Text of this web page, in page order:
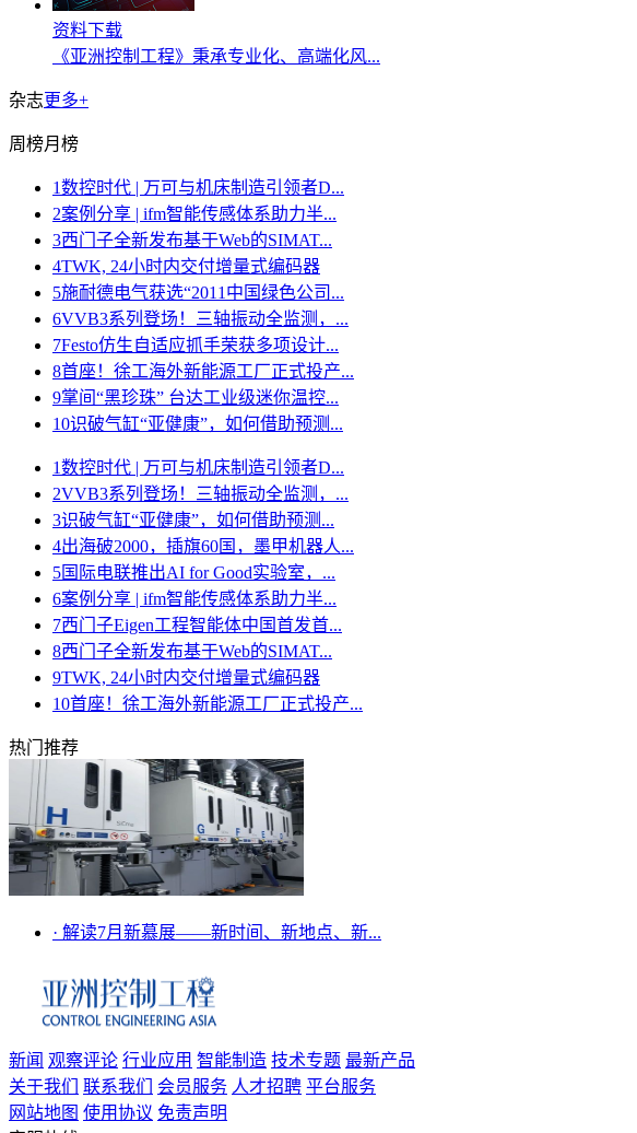
资料下载
《亚洲控制工程》秉承专业化、高端化风...
杂志更多+
周榜月榜
1数控时代 | 万可与机床制造引领者D...
2案例分享 | ifm智能传感体系助力半...
3西门子全新发布基于Web的SIMAT...
4TWK, 24小时内交付增量式编码器
5施耐德电气获选“2011中国绿色公司...
6VVB3系列登场！三轴振动全监测，...
7Festo仿生自适应抓手荣获多项设计...
8首座！徐工海外新能源工厂正式投产...
9掌间“黑珍珠” 台达工业级迷你温控...
10识破气缸“亚健康”，如何借助预测...
1数控时代 | 万可与机床制造引领者D...
2VVB3系列登场！三轴振动全监测，...
3识破气缸“亚健康”，如何借助预测...
4出海破2000，插旗60国，墨甲机器人...
5国际电联推出AI for Good实验室，...
6案例分享 | ifm智能传感体系助力半...
7西门子Eigen工程智能体中国首发首...
8西门子全新发布基于Web的SIMAT...
9TWK, 24小时内交付增量式编码器
10首座！徐工海外新能源工厂正式投产...
热门推荐
· 解读7月新慕展——新时间、新地点、新...
新闻 观察评论 行业应用 智能制造 技术专题 最新产品
关于我们
联系我们 会员服务 人才招聘 平台服务
网站地图 使用协议 免责声明